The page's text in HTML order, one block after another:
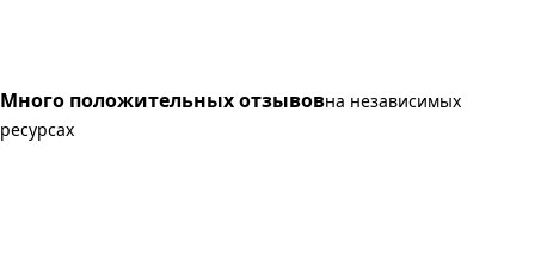
Много положительных отзывовна независимых
ресурсах